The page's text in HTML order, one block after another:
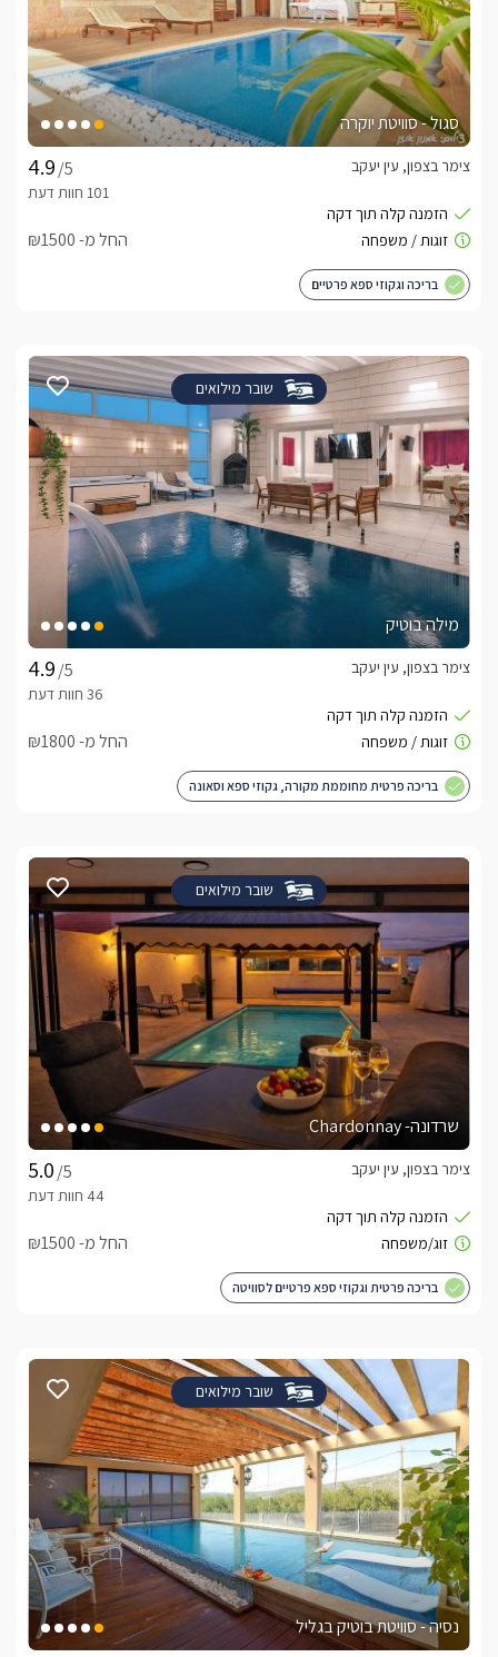
סגול - סוויטת יוקרה
/5
צימר בצפון, עין יעקב
החל מ- ₪1500
בריכה וגקוזי ספא פרטיים
שובר מילואים
מילה בוטיק
/5
צימר בצפון, עין יעקב
החל מ- ₪1800
בריכה פרטית מחוממת מקורה, גקוזי ספא וסאונה
שובר מילואים
שרדונה- Chardonnay
/5
צימר בצפון, עין יעקב
החל מ- ₪1500
בריכה פרטית וגקוזי ספא פרטיים לסוויטה
שובר מילואים
נסיה - סוויטת בוטיק בגליל